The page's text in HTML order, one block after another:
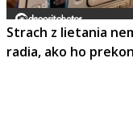
Strach z lietania
radia, ako ho